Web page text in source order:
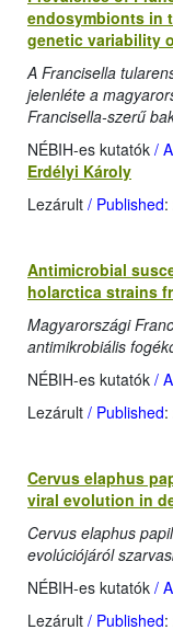
endosymbionts in
genetic variability
A Francisella
jelenléte a
Francisella-szerű
NÉBIH-es kutatók /
Erdélyi Károly
Lezárult / Published:
Antimicrobial
holarctica strains
Magyarországi
antimikrobiális
NÉBIH-es kutatók /
Lezárult / Published:
Cervus elaphus
viral evolution in
Cervus elaphus
evolúciójáról
NÉBIH-es kutatók /
Lezárult / Published: